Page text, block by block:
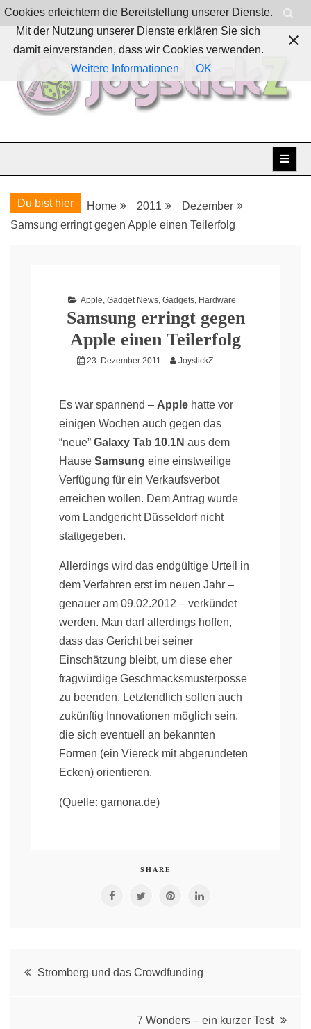
Skip
to
content
JoystickZ
Du bist hier Home 2011
Dezember
Samsung erringt gegen Apple einen Teilerfolg
Apple, Gadget News, Gadgets, Hardware
Samsung erringt gegen
Apple einen Teilerfolg
23. Dezember 2011 JoystickZ
Es war spannend – Apple hatte vor
einigen Wochen auch gegen das
“neue” Galaxy Tab 10.1N aus dem
Hause Samsung eine einstweilige
Verfügung für ein Verkaufsverbot
erreichen wollen. Dem Antrag wurde
vom Landgericht Düsseldorf nicht
stattgegeben.
Allerdings wird das endgültige Urteil in
dem Verfahren erst im neuen Jahr –
genauer am 09.02.2012 – verkündet
werden. Man darf allerdings hoffen,
dass das Gericht bei seiner
Einschätzung bleibt, um diese eher
fragwürdige Geschmacksmusterposse
zu beenden. Letztendlich sollen auch
zukünftig Innovationen möglich sein,
die sich eventuell an bekannten
Formen (ein Viereck mit abgerundeten
Ecken) orientieren.
(Quelle: gamona.de)
SHARE
PostStromberg und das Crowdfunding
7 Wonders – ein kurzer Test
Cookies erleichtern die Bereitstellung unserer Dienste.
Mit der Nutzung unserer Dienste erklären Sie sich
damit einverstanden, dass wir Cookies verwenden.
Weitere Informationen
OK